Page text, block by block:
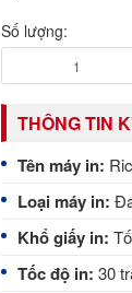
Số lượng:
THÔNG TIN
Tên máy in:
Loại máy in:
Khổ giấy in:
Tốc độ in: 30